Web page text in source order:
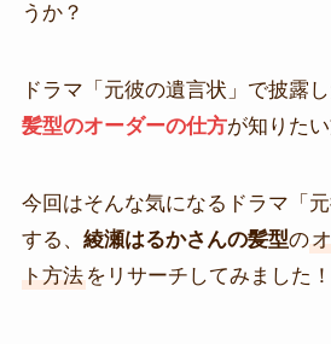
うか？
ドラマ「元彼の遺言状」で披露
髪型のオーダーの仕方が知りた
今回はそんな気になるドラマ「
する、 綾瀬はるかさんの髪型の
ト方法をリサーチしてみました！